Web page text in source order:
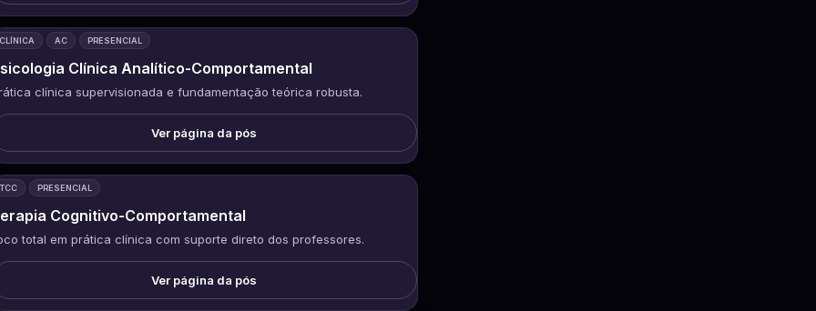
CLÍNICA AC PRESENCIAL
Clínica Analítico-Comportamental
clínica supervisionada e fundamentação teórica robusta.
Ver página da pós
TCC PRESENCIAL
Cognitivo-Comportamental
total em prática clínica com suporte direto dos professores.
Ver página da pós